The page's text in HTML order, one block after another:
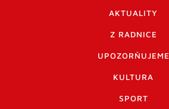
AKTUALITY
Z RADNICE
UPOZORŇUJEME
KULTURA
SPORT